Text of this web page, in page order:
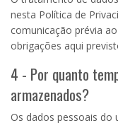
nesta Política de
comunicação prévia
obrigações aqui
4 - Por quanto
armazenados?
Os dados pessoais do